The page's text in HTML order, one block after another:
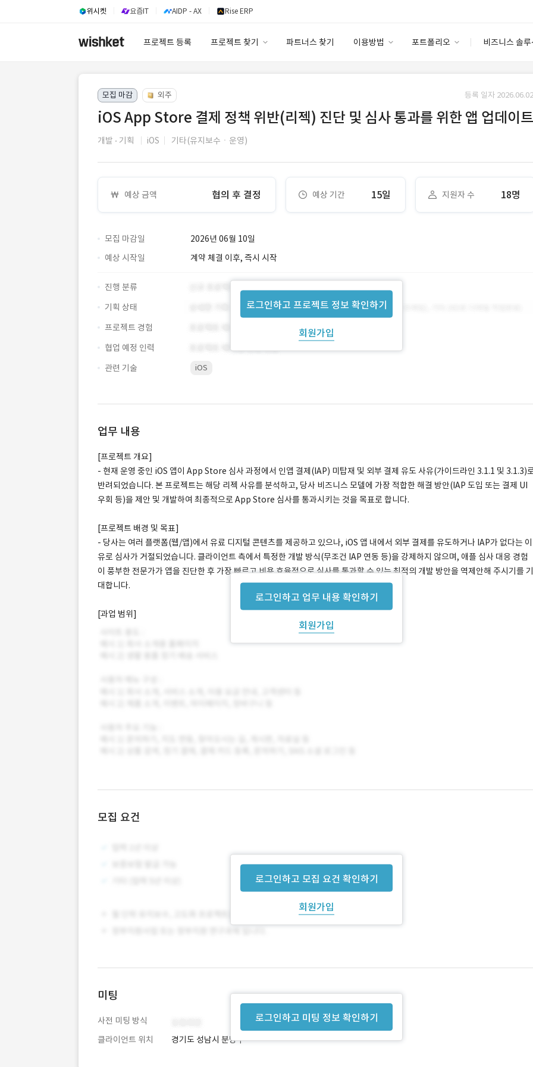
위시켓 요즘IT AIDP - AX Rise ERP
프로젝트 등록 프로젝트 찾기 파트너스 찾기 이용방법 포트폴리오 비즈니스 솔
이용요금
고객센터
안심 코드 케어
솔루션 마켓
스토어
모집 마감 외주 등록 일자
iOS App Store 결제 정책 위반(리젝) 진단 및 심사 통과를 위한 앱 업데이트
개발 기획 iOS 기타(유지보수ㆍ운영)
예상 금액 협의 후 결정 예상 기간 15일 지원자 수 18명
모집 마감일 2026년 06월 10일
로그인하고 프로젝트 정보 확인하기
회원가입
예상 시작일 계약 체결 이후, 즉시 시작
진행 분류
기획 상태
프로젝트 경험
협업 예정 인력
관련 기술
iOS
업무 내용
로그인하고 업무 내용 확인하기
회원가입
[프로젝트 개요]
- 현재 운영 중인 iOS 앱이 App Store 심사 과정에서 인앱 결제(IAP) 미탑재 및 외부 결제 유도 사유(가이드라인 3.1.1 및 3.1.3)
반려되었습니다. 본 프로젝트는 해당 리젝 사유를 분석하고, 당사 비즈니스 모델에 가장 적합한 해결 방안(IAP 도입 또는 결제 UI
우회 등)을 제안 및 개발하여 최종적으로 App Store 심사를 통과시키는 것을 목표로 합니다.
[프로젝트 배경 및 목표]
- 당사는 여러 플랫폼(웹/앱)에서 유료 디지털 콘텐츠를 제공하고 있으나, iOS 앱 내에서 외부 결제를 유도하거나 IAP가 없다는 이
유로 심사가 거절되었습니다. 클라이언트 측에서 특정한 개발 방식(무조건 IAP 연동 등)을 강제하지 않으며, 애플 심사 대응 경험
이 풍부한 전문가가 앱을 진단한 후 가장 빠르고 비용 효율적으로 심사를 통과할 수 있는 최적의 개발 방안을 역제안해 주시기를 기
대합니다.
[과업 범위]
모집 요건
로그인하고 모집 요건 확인하기
회원가입
로그인하고 미팅 정보 확인하기
미팅
사전 미팅 방식
클라이언트 위치
경기도 성남시 분당구